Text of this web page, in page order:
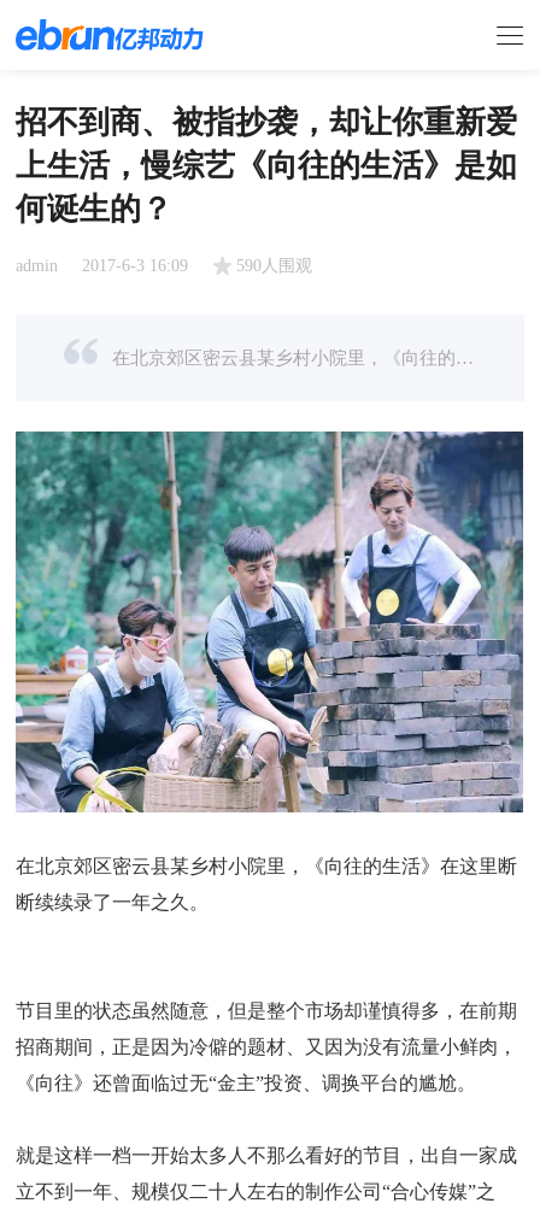
招不到商、被指抄袭，却让你重新爱
上生活，慢综艺《向往的生活》是如
何诞生的？
admin 2017-6-3 16:09 590人围观
在北京郊区密云县某乡村小院里，《向往的生活》在这里断断续续录了一年之久。 节目里的状态虽然随意，但是整个市场却谨慎得多，在前期招商期间，正是因为冷僻的题材、又因为没有流量小鲜肉，《向往》还曾面临过无 ...
在北京郊区密云县某乡村小院里，《向往的生活》在这里断
断续续录了一年之久。
节目里的状态虽然随意，但是整个市场却谨慎得多，在前期
招商期间，正是因为冷僻的题材、又因为没有流量小鲜肉，
《向往》还曾面临过无“金主”投资、调换平台的尴尬。
就是这样一档一开始太多人不那么看好的节目，出自一家成
立不到一年、规模仅二十人左右的制作公司“合心传媒”之